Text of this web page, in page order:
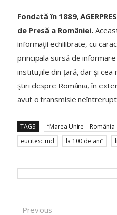
Fondată în 1889,
de Presă a României.
informaţii echilibrate, cu
principala sursă de
instituțiile din țară, dar şi cea
ştiri despre România, în
avut o transmisie
TAGS: “Marea Unire – România
eucitesc.md
la 100 de ani”
Post navigation
Previous